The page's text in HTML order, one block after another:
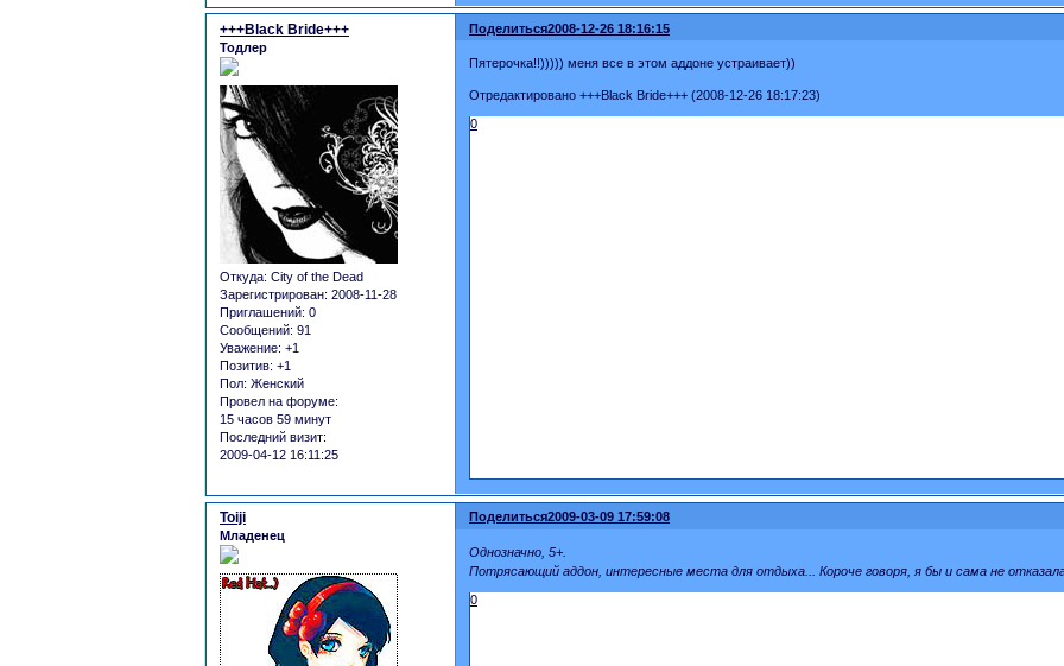
Поделиться2008-12-26 18:16:15
+++Black Bride+++
Тодлер
Откуда: City of the Dead
Зарегистрирован: 2008-11-28
Приглашений: 0
Сообщений: 91
Уважение: +1
Позитив: +1
Пол: Женский
Провел на форуме:
15 часов 59 минут
Последний визит:
2009-04-12 16:11:25
Пятерочка!!))))) меня все в этом аддоне устраивает))
Отредактировано +++Black Bride+++ (2008-12-26 18:17:23)
0
Поделиться2009-03-09 17:59:08
Toiji
Младенец
Однозначно, 5+.
Потрясающий аддон, интересные места для отдыха... Короче говоря, я бы и сама не
0